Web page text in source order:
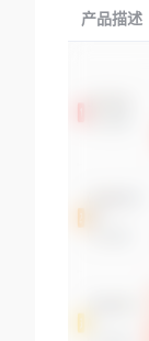
产品描述